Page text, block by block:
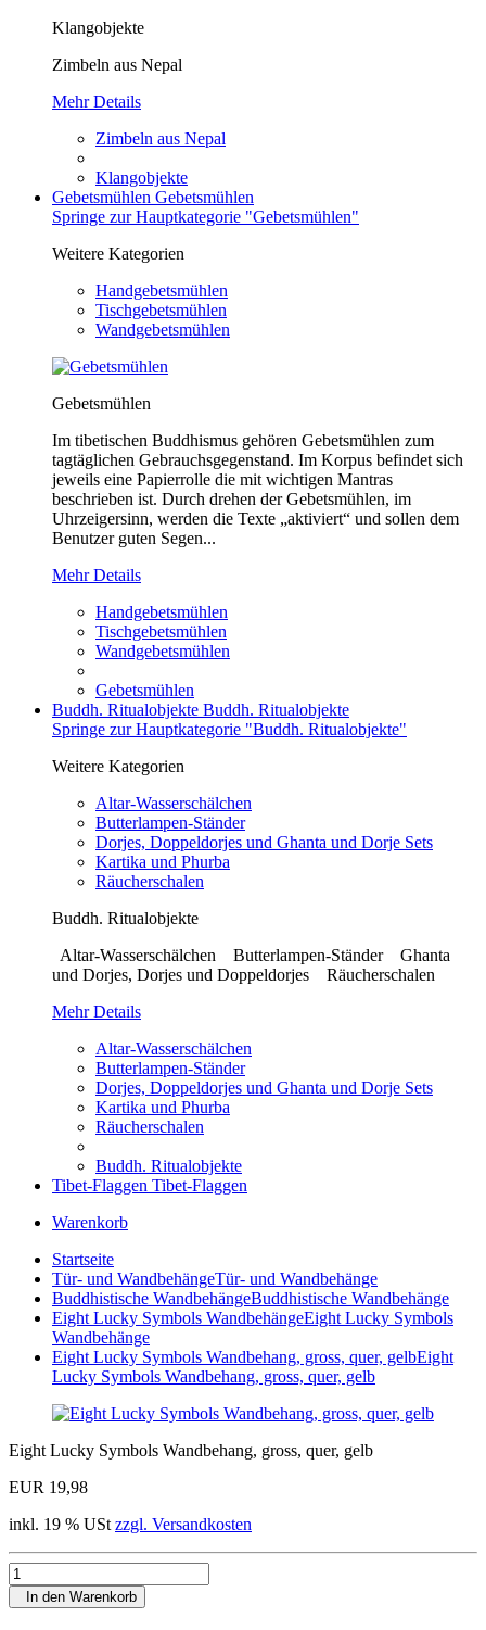
Klangobjekte
Zimbeln aus Nepal
Mehr Details
Zimbeln aus Nepal
Klangobjekte
Gebetsmühlen Gebetsmühlen
Springe zur Hauptkategorie "Gebetsmühlen"
Weitere Kategorien
Handgebetsmühlen
Tischgebetsmühlen
Wandgebetsmühlen
Gebetsmühlen
Im tibetischen Buddhismus gehören Gebetsmühlen zum
tagtäglichen Gebrauchsgegenstand. Im Korpus befindet sich
jeweils eine Papierrolle die mit wichtigen Mantras
beschrieben ist. Durch drehen der Gebetsmühlen, im
Uhrzeigersinn, werden die Texte „aktiviert“ und sollen dem
Benutzer guten Segen...
Mehr Details
Handgebetsmühlen
Tischgebetsmühlen
Wandgebetsmühlen
Gebetsmühlen
Buddh. Ritualobjekte Buddh. Ritualobjekte
Springe zur Hauptkategorie "Buddh. Ritualobjekte"
Weitere Kategorien
Altar-Wasserschälchen
Butterlampen-Ständer
Dorjes, Doppeldorjes und Ghanta und Dorje Sets
Kartika und Phurba
Räucherschalen
Buddh. Ritualobjekte
Altar-Wasserschälchen Butterlampen-Ständer Ghanta
und Dorjes, Dorjes und Doppeldorjes Räucherschalen
Mehr Details
Altar-Wasserschälchen
Butterlampen-Ständer
Dorjes, Doppeldorjes und Ghanta und Dorje Sets
Kartika und Phurba
Räucherschalen
Buddh. Ritualobjekte
Tibet-Flaggen Tibet-Flaggen
Warenkorb
Startseite
Tür- und WandbehängeTür- und Wandbehänge
Buddhistische WandbehängeBuddhistische Wandbehänge
Eight Lucky Symbols WandbehängeEight Lucky Symbols
Wandbehänge
Eight Lucky Symbols Wandbehang, gross, quer, gelbEight
Lucky Symbols Wandbehang, gross, quer, gelb
Eight Lucky Symbols Wandbehang, gross, quer, gelb
EUR 19,98
inkl. 19 % USt zzgl. Versandkosten
In den Warenkorb